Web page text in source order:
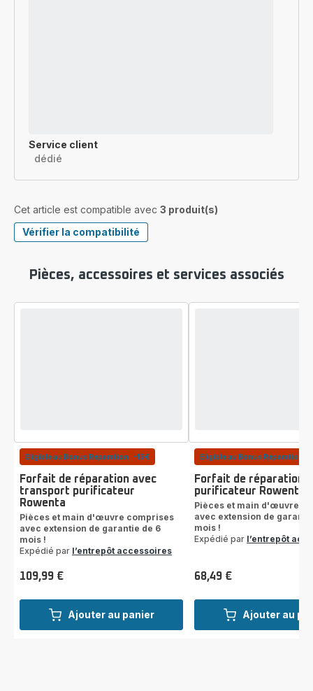
Service client
dédié
Cet article est compatible avec 3 produit(s)
Vérifier la compatibilité
Pièces, accessoires et services associés
Ajouter au panier
Eligible au Bonus Réparation : -15€
Forfait de réparation avec
transport purificateur
Rowenta
Pièces et main d'œuvre comprises
avec extension de garantie de 6
mois !
Expédié par l’entrepôt accessoires
Prix
109,99 €
Ajouter au
Eligible au Bonus Réparation : -
Forfait de réparation
purificateur Rowenta
Pièces et main d'œuvre
avec extension de
mois !
Expédié par l’entrepôt
Prix
68,49 €